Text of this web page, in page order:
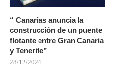
“ Canarias anuncia la
construcción de un puente
flotante entre Gran Canaria
y Tenerife”
28/12/2024